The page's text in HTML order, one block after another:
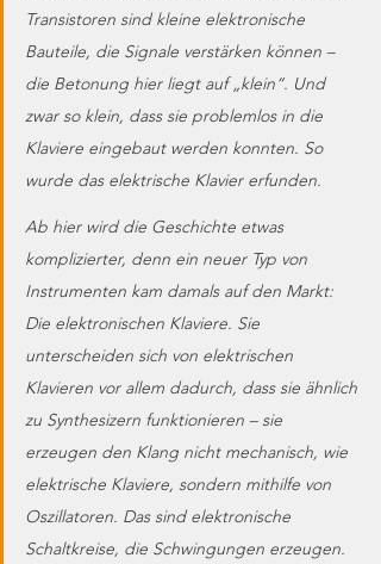
Transistoren sind kleine elektronische
Bauteile, die Signale verstärken können –
die Betonung hier liegt auf „klein“. Und
zwar so klein, dass sie problemlos in die
Klaviere eingebaut werden konnten. So
wurde das elektrische Klavier erfunden.
Ab hier wird die Geschichte etwas
komplizierter, denn ein neuer Typ von
Instrumenten kam damals auf den Markt:
Die elektronischen Klaviere. Sie
unterscheiden sich von elektrischen
Klavieren vor allem dadurch, dass sie ähnlich
zu Synthesizern funktionieren – sie
erzeugen den Klang nicht mechanisch, wie
elektrische Klaviere, sondern mithilfe von
Oszillatoren. Das sind elektronische
Schaltkreise, die Schwingungen erzeugen.